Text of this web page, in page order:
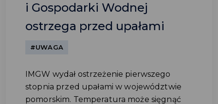
i Gospodarki Wodnej
ostrzega przed upałami
#UWAGA
IMGW wydał ostrzeżenie pierwszego
stopnia przed upałami w województwie
pomorskim. Temperatura może sięgnąć